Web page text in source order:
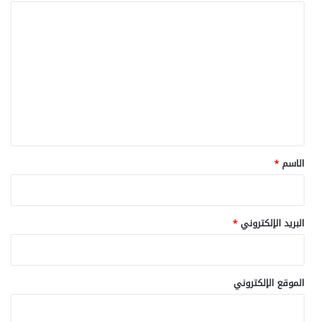
*
الاسم*
البريد الإلكتروني*
الموقع الإلكتروني